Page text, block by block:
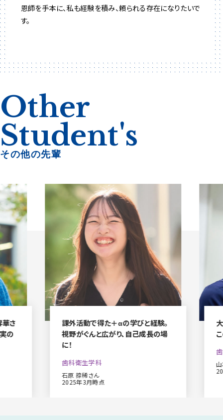
恩師を手本に、私も経験を積み、頼られる存在になりたいで
す。
Other
Student's
その他の先輩
さ
の
課外活動で得た＋αの学びと経験。
視野がぐんと広がり、自己成長の場
に！
歯科衛生学科
石原 捺稀さん
2025年3月時点